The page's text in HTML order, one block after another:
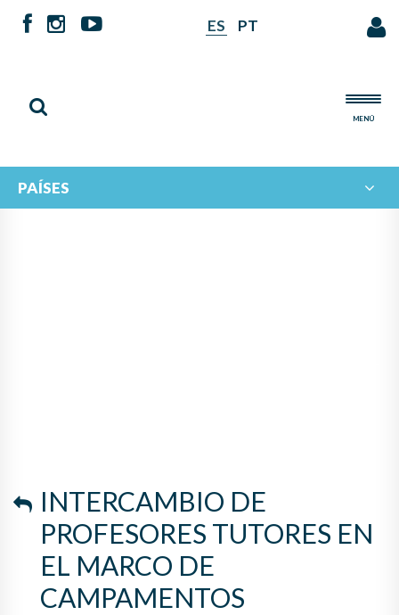
ES PT
MENÚ
PAÍSES
INTERCAMBIO DE
PROFESORES TUTORES EN
EL MARCO DE
CAMPAMENTOS